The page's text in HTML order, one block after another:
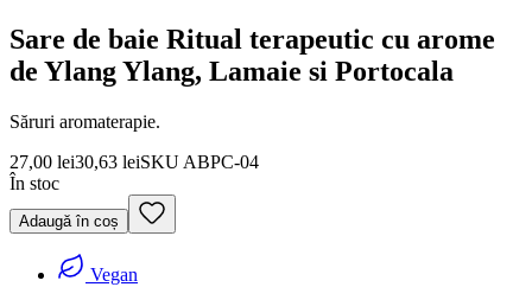
Sare de baie Ritual terapeutic cu arome
de Ylang Ylang, Lamaie si Portocala
Săruri aromaterapie.
27,00 lei30,63 leiSKU ABPC-04
În stoc
Adaugă în coș
Vegan